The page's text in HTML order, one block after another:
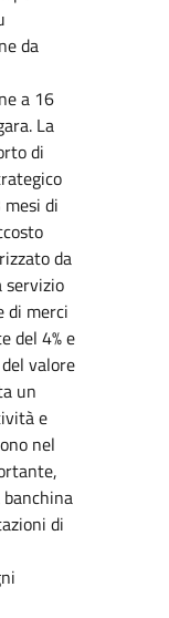
da
a 16
La
di
di
da
servizio
di merci
del 4% e
valore
un
e
nel
di